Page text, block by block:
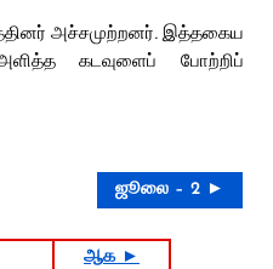
அச்சமுற்றனர். இத்தகைய
கடவுளைப் போற்றிப்
ஜூலை – 2 ►
ஆக ►